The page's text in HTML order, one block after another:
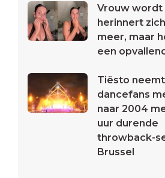
Vrouw wordt
herinnert
meer, maar
een
Tiësto neemt
dancefans
naar 2004
uur durende
throwback-
Brussel